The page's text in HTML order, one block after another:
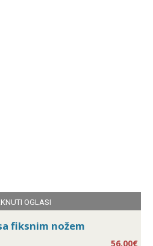
OGLASI
fiksnim nožem
56,00€